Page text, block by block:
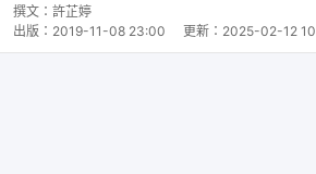
撰文： 許芷婷
出版： 2019-11-08 23:00 更新： 2025-02-12